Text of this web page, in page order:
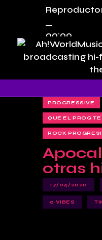
00:00
00:00
00:00
PROGRESSIVE
QUE EL PROG
ROCK
otras
17/04/2020
0 VIBES